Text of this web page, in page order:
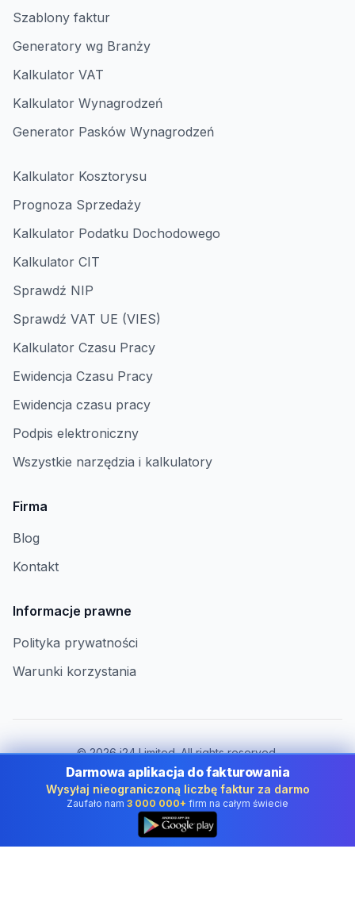
Szablony faktur
Generatory wg Branży
Kalkulator VAT
Kalkulator Wynagrodzeń
Generator Pasków Wynagrodzeń
Kalkulator Kosztorysu
Prognoza Sprzedaży
Kalkulator Podatku Dochodowego
Kalkulator CIT
Sprawdź NIP
Sprawdź VAT UE (VIES)
Kalkulator Czasu Pracy
Ewidencja Czasu Pracy
Ewidencja czasu pracy
Podpis elektroniczny
Wszystkie narzędzia i kalkulatory
Firma
Blog
Kontakt
Informacje prawne
Polityka prywatności
Warunki korzystania
©2026i24 Limited. All rights reserved.
Dla firm w Poland
Zmień kraj:
Poland
Darmowa aplikacja do fakturowania
Wysyłaj nieograniczoną liczbę faktur za darmo
Zaufało nam 3 000 000+ firm na całym świecie